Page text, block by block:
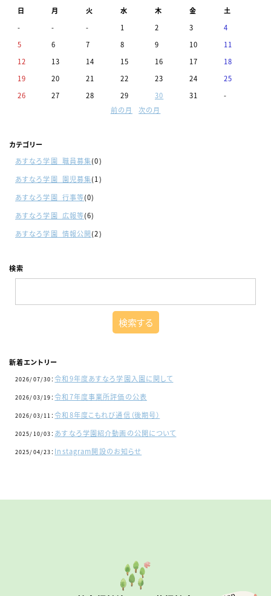
日
月 火 水 木 金
土
-
- - 1 2 3
4
5
6 7 8 9 10
11
12
13 14 15 16 17
18
19
20 21 22 23 24
25
26
27 28 29 30 31
-
前の月
次の月
カテゴリー
あすなろ学園_職員募集(0)
あすなろ学園_園児募集(1)
あすなろ学園_行事等(0)
あすなろ学園_広報等(6)
あすなろ学園_情報公開(2)
検索
新着エントリー
2026/07/30：令和9年度あすなろ学園入園に関して
2026/03/19：令和7年度事業所評価の公表
2026/03/11：令和8年度こもれび通信（後期号）
2025/10/03： あすなろ学園紹介動画の公開について
2025/04/23： Instagram開設のお知らせ